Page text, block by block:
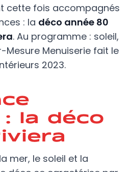
cette fois accompagnés
: la déco année 80
. Au programme : soleil,
Mesure Menuiserie fait le
2023.
la déco
mer, le soleil et la